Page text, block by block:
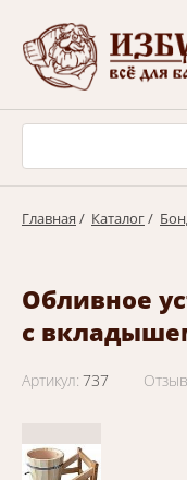
Главная / Каталог/
Обливное
с
Артикул: 737